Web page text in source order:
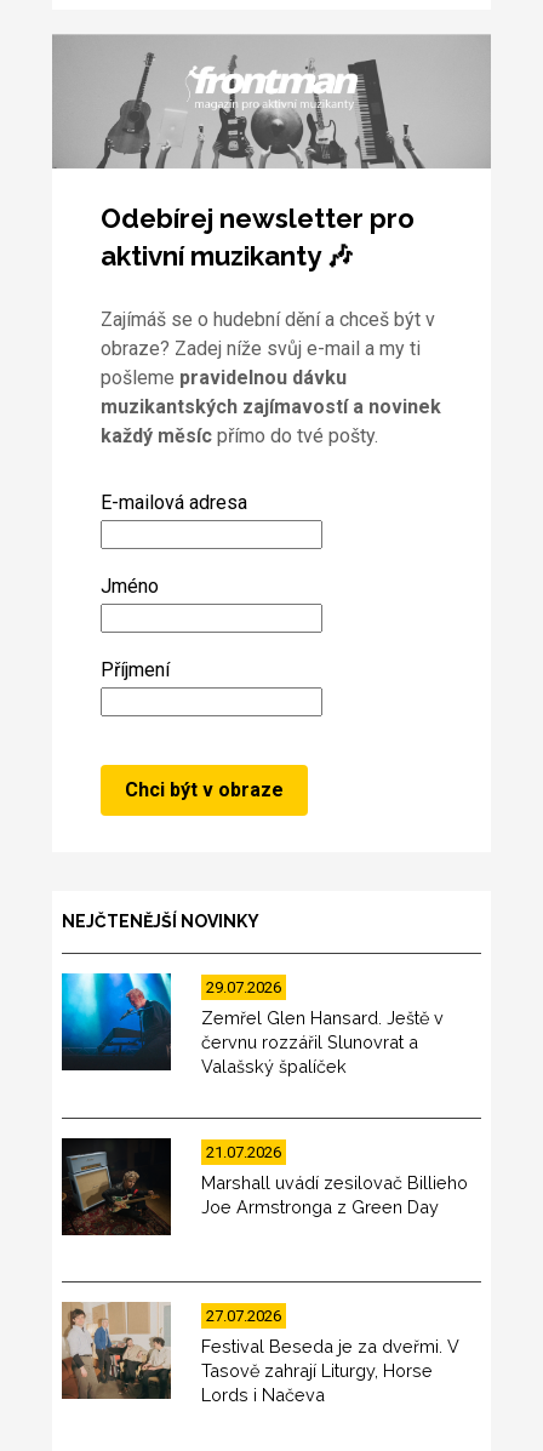
Odebírej newsletter pro
aktivní muzikanty 🎶
Zajímáš se o hudební dění a chceš být v
obraze? Zadej níže svůj e-mail a my ti
pošleme pravidelnou dávku
muzikantských zajímavostí a novinek
každý měsícpřímo do tvé pošty.
E-mailová adresa
Jméno
Příjmení
NEJČTENĚJŠÍ NOVINKY
29.07.2026
Zemřel Glen Hansard. Ještě v
červnu rozzářil Slunovrat a
Valašský špalíček
21.07.2026
Marshall uvádí zesilovač Billieho
Joe Armstronga z Green Day
27.07.2026
Festival Beseda je za dveřmi. V
Tasově zahrají Liturgy, Horse
Lords i Načeva